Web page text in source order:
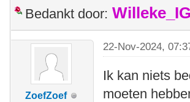
Bedankt door:
ZoefZoef
22-Nov-2024,
Ik kan niets
moeten